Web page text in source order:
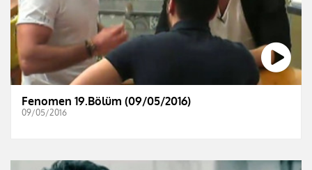
Fenomen 19.Bölüm (09/05/2016)
09/05/2016